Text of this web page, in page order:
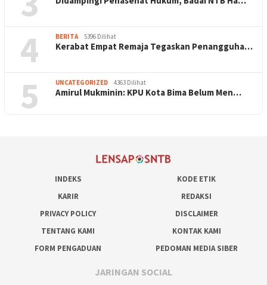
4 BERITA 5396 Dilihat
Kerabat Empat Remaja Tegaskan Penangguha…
5 UNCATEGORIZED 4363 Dilihat
Amirul Mukminin: KPU Kota Bima Belum Men…
INDEKS
KODE ETIK
KARIR
REDAKSI
PRIVACY POLICY
DISCLAIMER
TENTANG KAMI
KONTAK KAMI
FORM PENGADUAN
PEDOMAN MEDIA SIBER
JARINGAN SOCIAL